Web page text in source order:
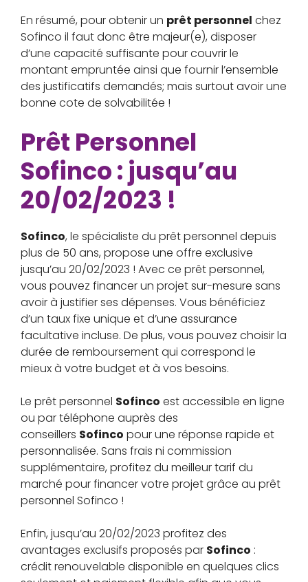
En résumé, pour obtenir un prêt personnel chez
Sofinco il faut donc être majeur(e), disposer
d’une capacité suffisante pour couvrir le
montant empruntée ainsi que fournir l’ensemble
des justificatifs demandés; mais surtout avoir une
bonne cote de solvabilitée !
Prêt Personnel
Sofinco : jusqu’au
20/02/2023 !
Sofinco, le spécialiste du prêt personnel depuis
plus de 50 ans, propose une offre exclusive
jusqu’au 20/02/2023 ! Avec ce prêt personnel,
vous pouvez financer un projet sur-mesure sans
avoir à justifier ses dépenses. Vous bénéficiez
d’un taux fixe unique et d’une assurance
facultative incluse. De plus, vous pouvez choisir la
durée de remboursement qui correspond le
mieux à votre budget et à vos besoins.
Le prêt personnel Sofinco est accessible en ligne
ou par téléphone auprès des
conseillers Sofinco pour une réponse rapide et
personnalisée. Sans frais ni commission
supplémentaire, profitez du meilleur tarif du
marché pour financer votre projet grâce au prêt
personnel Sofinco !
Enfin, jusqu’au 20/02/2023 profitez des
avantages exclusifs proposés par Sofinco :
crédit renouvelable disponible en quelques clics